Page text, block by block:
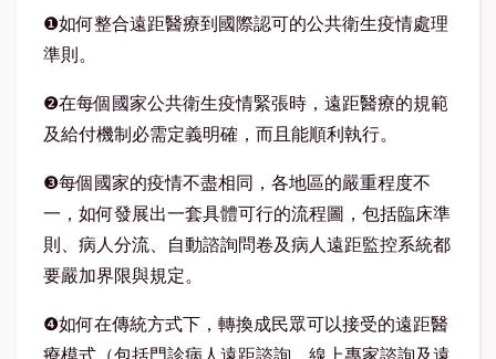
❶如何整合遠距醫療到國際認可的公共衛生疫情處理
準則。
❷在每個國家公共衛生疫情緊張時，遠距醫療的規範
及給付機制必需定義明確，而且能順利執行。
❸每個國家的疫情不盡相同，各地區的嚴重程度不
一，如何發展出一套具體可行的流程圖，包括臨床準
則、病人分流、自動諮詢問卷及病人遠距監控系統都
要嚴加界限與規定。
❹如何在傳統方式下，轉換成民眾可以接受的遠距醫